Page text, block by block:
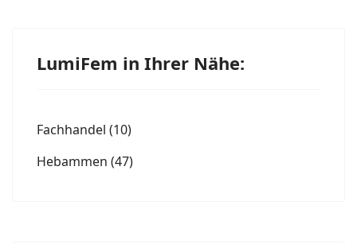
LumiFem in Ihrer Nähe:
Fachhandel (10)
Hebammen (47)